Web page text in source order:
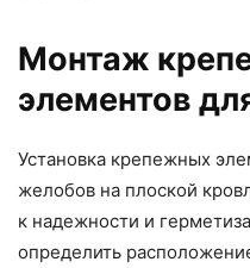
Монтаж
элементов
Установка крепежных
желобов на плоской
к надежности и
определить